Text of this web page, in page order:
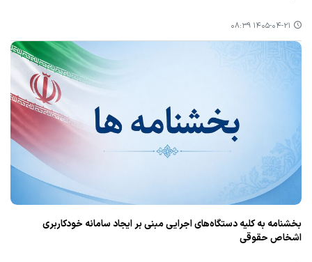
۱۴۰۵-۰۴-۲۱ ۰۸:۳۹
بخشنامه به کلیه دستگاه‌های اجرایی مبنی بر ایجاد سامانه خودکاربری
اشخاص حقوقی